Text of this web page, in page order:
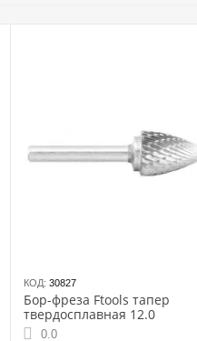
КОД: 30827
Бор-фреза Ftools тапер
твердосплавная 12.0
0.0